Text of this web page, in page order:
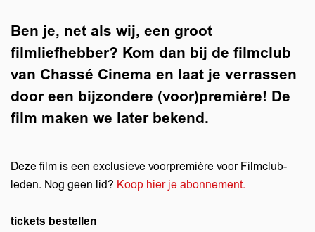
Ben je, net als wij, een groot
filmliefhebber? Kom dan bij de filmclub
van Chassé Cinema en laat je verrassen
door een bijzondere (voor)première! De
film maken we later bekend.
Deze film is een exclusieve voorpremière voor Filmclub-
leden. Nog geen lid? Koop hier je abonnement.
tickets bestellen